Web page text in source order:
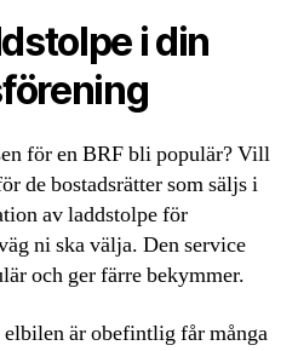
i din
för en BRF bli populär? Vill
de bostadsrätter som säljs i
av laddstolpe för
ni ska välja. Den service
och ger färre bekymmer.
är obefintlig får många